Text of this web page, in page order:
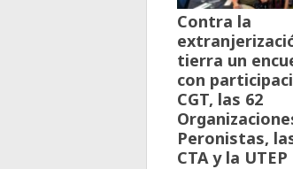
Contra la
tierra un
con
CGT, las 62
Peronistas,
CTA y la UTEP